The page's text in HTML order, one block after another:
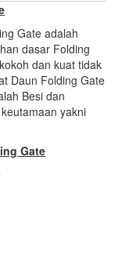
Gate adalah
dasar Folding
dan kuat tidak
Daun Folding Gate
Besi dan
yakni
Gate